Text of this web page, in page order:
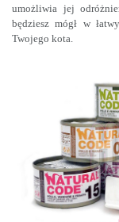
umożliwia jej
będziesz mógł w
Twojego kota.